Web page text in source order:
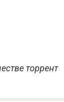
торрент